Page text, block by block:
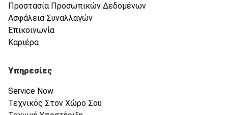
Προστασία Προσωπικών Δεδομένων
Ασφάλεια Συναλλαγών
Επικοινωνία
Καριέρα
Υπηρεσίες
Service Now
Τεχνικός Στον Χώρο Σου